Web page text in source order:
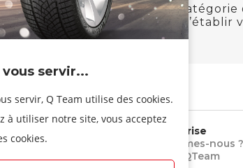
servir...
servir, Q Team utilise des cookies.
à utiliser notre site, vous acceptez
cookies.
pas à déterminer quelle
votre expert QTeam afin d’établir
L'entreprise
Qui sommes-nous ?
Le Blog QTeam